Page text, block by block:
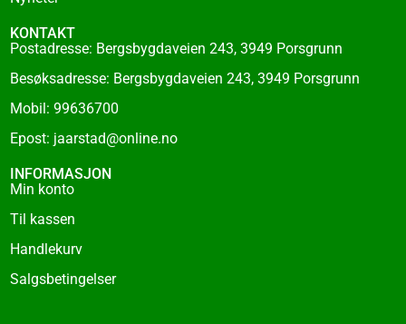
KONTAKT
Postadresse: Bergsbygdaveien 243, 3949 Porsgrunn
Besøksadresse: Bergsbygdaveien 243, 3949 Porsgrunn
Mobil: 99636700
Epost: jaarstad@online.no
INFORMASJON
Min konto
Til kassen
Handlekurv
Salgsbetingelser